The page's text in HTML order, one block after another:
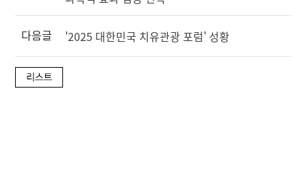
다음글 '2025 대한민국 치유관광 포럼' 성황